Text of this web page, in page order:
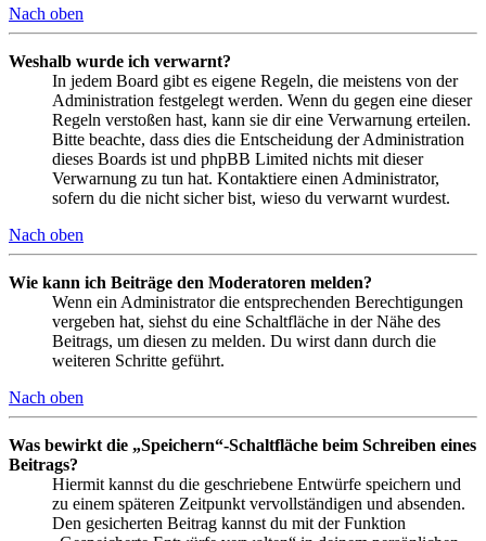
Nach oben
Weshalb wurde ich verwarnt?
In jedem Board gibt es eigene Regeln, die meistens von der
Administration festgelegt werden. Wenn du gegen eine dieser
Regeln verstoßen hast, kann sie dir eine Verwarnung erteilen.
Bitte beachte, dass dies die Entscheidung der Administration
dieses Boards ist und phpBB Limited nichts mit dieser
Verwarnung zu tun hat. Kontaktiere einen Administrator,
sofern du die nicht sicher bist, wieso du verwarnt wurdest.
Nach oben
Wie kann ich Beiträge den Moderatoren melden?
Wenn ein Administrator die entsprechenden Berechtigungen
vergeben hat, siehst du eine Schaltfläche in der Nähe des
Beitrags, um diesen zu melden. Du wirst dann durch die
weiteren Schritte geführt.
Nach oben
Was bewirkt die „Speichern“-Schaltfläche beim Schreiben eines
Beitrags?
Hiermit kannst du die geschriebene Entwürfe speichern und
zu einem späteren Zeitpunkt vervollständigen und absenden.
Den gesicherten Beitrag kannst du mit der Funktion